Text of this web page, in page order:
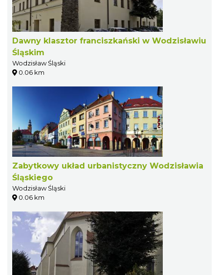
Dawny klasztor franciszkański w Wodzisławiu
Śląskim
Wodzisław Śląski
0.06 km
Zabytkowy układ urbanistyczny Wodzisławia
Śląskiego
Wodzisław Śląski
0.06 km